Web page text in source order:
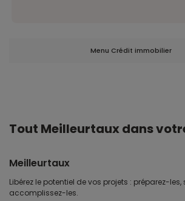
Menu Crédit immobilier
Tout Meilleurtaux dans
Meilleurtaux
Libérez le potentiel de vos projets : préparez-les,
accomplissez-les.